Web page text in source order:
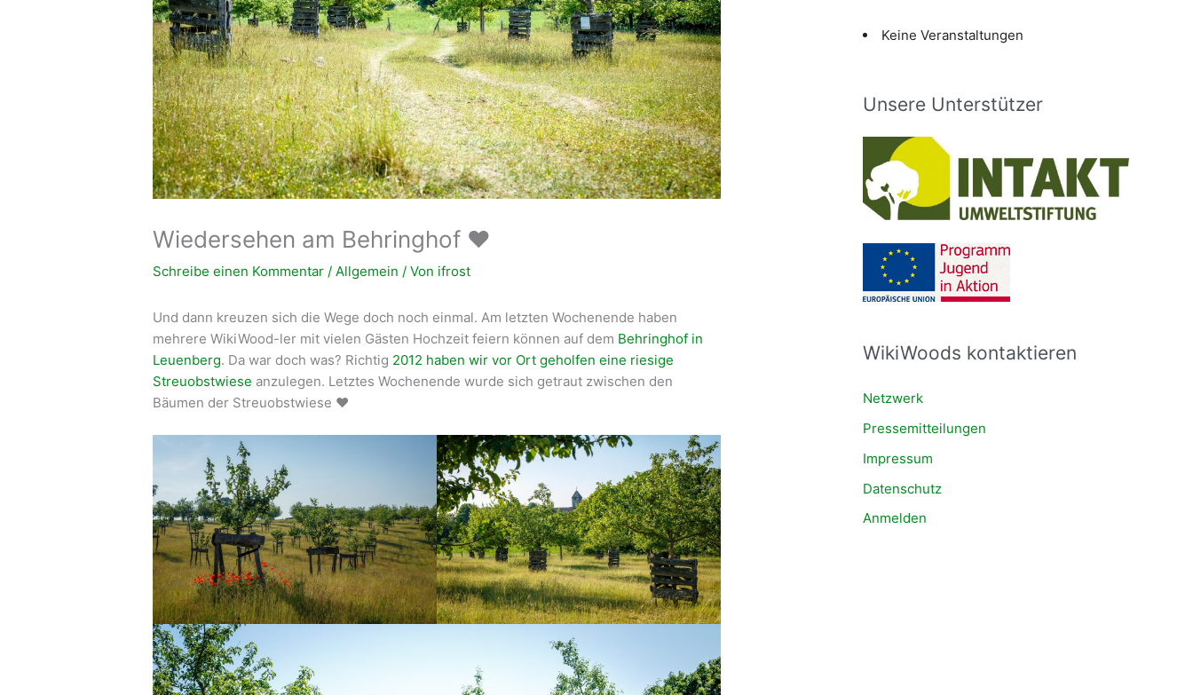
Wiedersehen am Behringhof ❤️
Schreibe einen Kommentar /Allgemein / Von ifrost
Und dann kreuzen sich die Wege doch noch einmal. Am letzten Wochenende haben
mehrere WikiWood-ler mit vielen Gästen Hochzeit feiern können auf dem Behringhof in
Leuenberg. Da war doch was? Richtig 2012 haben wir vor Ort geholfen eine riesige
Streuobstwiese anzulegen. Letztes Wochenende wurde sich getraut zwischen den
Bäumen der Streuobstwiese ❤️
Keine Veranstaltungen
Unsere Unterstützer
WikiWoods kontaktieren
Netzwerk
Pressemitteilungen
Impressum
Datenschutz
Anmelden